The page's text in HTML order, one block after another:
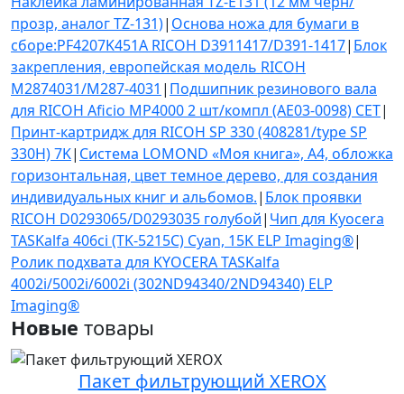
прозр, аналог TZ-131)| Основа ножа для бумаги в
сборе:PF4207K451A RICOH D3911417/D391-1417| Блок
закрепления, европейская модель RICOH
M2874031/M287-4031 | Подшипник резинового вала
для RICOH Aficio MP4000 2 шт/компл (AE03-0098) CET|
Принт-картридж для RICOH SP 330 (408281/type SP
330H) 7K| Система LOMOND «Моя книга», А4, обложка
горизонтальная, цвет темное дерево, для создания
индивидуальных книг и альбомов.| Блок проявки
RICOH D0293065/D0293035 голубой| Чип для Kyocera
TASKalfa 406ci (TK-5215C) Cyan, 15K ELP Imaging®|
Ролик подхвата для KYOCERA TASKalfa
4002i/5002i/6002i (302ND94340/2ND94340) ELP
Imaging®
Новые товары
Пакет фильтрующий XEROX